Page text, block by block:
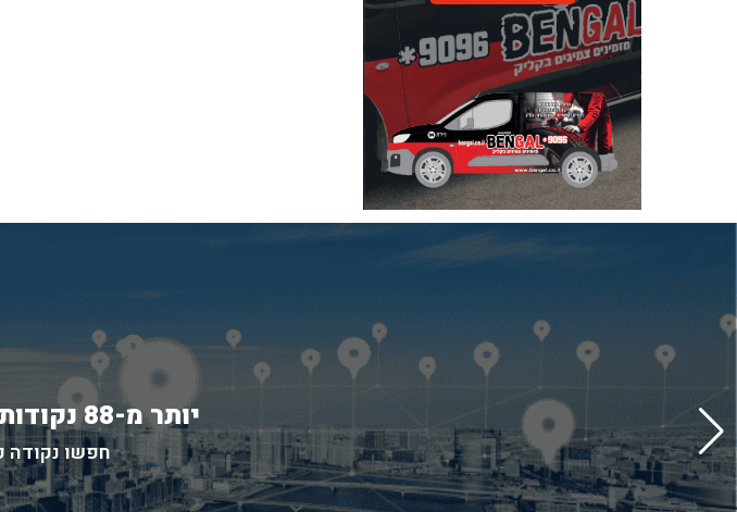
יותר מ-88 נקודות התקנה בפריסה
חפשו נקודה